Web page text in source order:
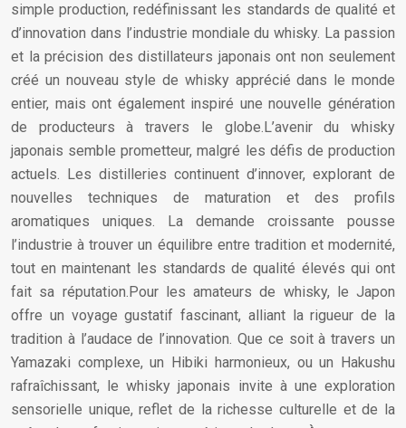
simple production, redéfinissant les standards de qualité et
d’innovation dans l’industrie mondiale du whisky. La passion
et la précision des distillateurs japonais ont non seulement
créé un nouveau style de whisky apprécié dans le monde
entier, mais ont également inspiré une nouvelle génération
de producteurs à travers le globe.L’avenir du whisky
japonais semble prometteur, malgré les défis de production
actuels. Les distilleries continuent d’innover, explorant de
nouvelles techniques de maturation et des profils
aromatiques uniques. La demande croissante pousse
l’industrie à trouver un équilibre entre tradition et modernité,
tout en maintenant les standards de qualité élevés qui ont
fait sa réputation.Pour les amateurs de whisky, le Japon
offre un voyage gustatif fascinant, alliant la rigueur de la
tradition à l’audace de l’innovation. Que ce soit à travers un
Yamazaki complexe, un Hibiki harmonieux, ou un Hakushu
rafraîchissant, le whisky japonais invite à une exploration
sensorielle unique, reflet de la richesse culturelle et de la